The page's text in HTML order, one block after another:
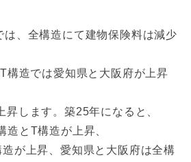
、全構造にて建物保険料は減少
構造では愛知県と大阪府が上昇
昇します。築25年になると、
造とT構造が上昇、
が上昇、愛知県と大阪府は全構